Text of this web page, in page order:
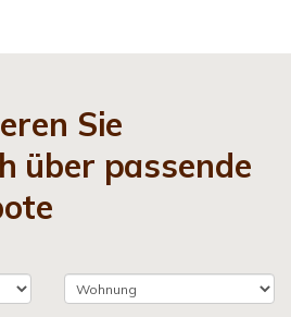
Sie
über passende